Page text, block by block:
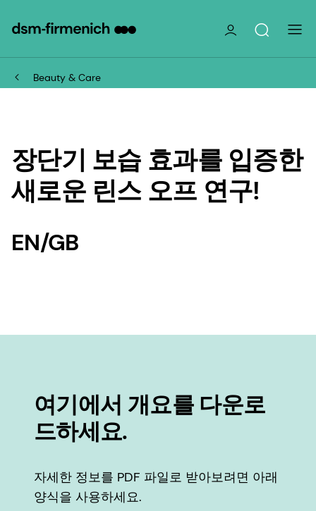
Beauty & Care
장단기 보습 효과를 입증한
새로운 린스 오프 연구!
EN/GB
여기에서 개요를 다운로
드하세요.
자세한 정보를 PDF 파일로 받아보려면 아래
양식을 사용하세요.